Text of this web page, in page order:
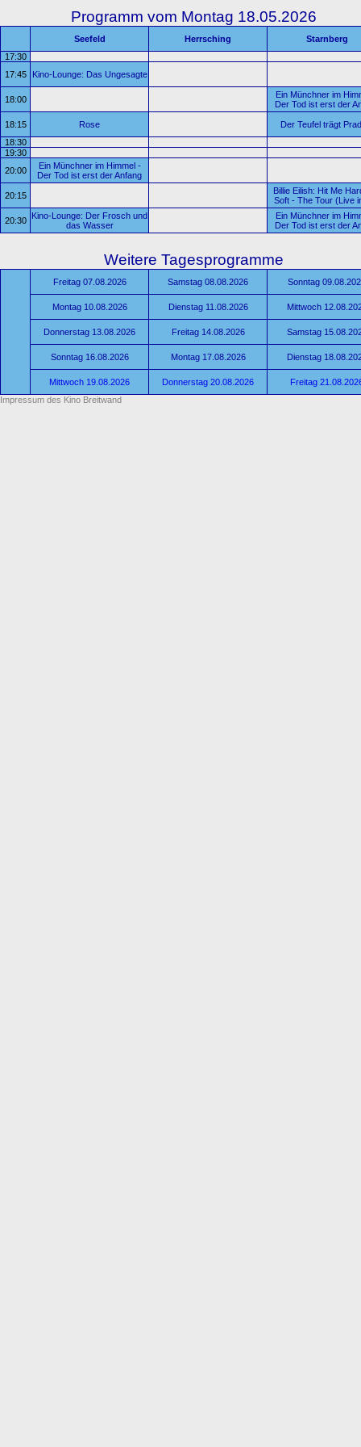
Programm vom Montag 18.05.2026
Seefeld Herrsching
Starnberg
17:30
17:45
Kino-Lounge: Das Ungesagte
18:00
Ein Münchner im
Der Tod ist erst der
18:15 Rose
Der Teufel trägt
18:30
19:30
20:00
Ein Münchner im Himmel -
Der Tod ist erst der Anfang
20:15
Billie Eilish: Hit Me
Soft - The Tour (Live
20:30
Kino-Lounge: Der Frosch und
das Wasser
Ein Münchner im
Der Tod ist erst der
Weitere Tagesprogramme
Freitag 07.08.2026 Samstag 08.08.2026 Sonntag
Montag 10.08.2026 Dienstag 11.08.2026 Mittwoch
Donnerstag 13.08.2026 Freitag 14.08.2026 Samstag
Sonntag 16.08.2026 Montag 17.08.2026 Dienstag
Mittwoch 19.08.2026 Donnerstag 20.08.2026
Freitag
Impressum des Kino Breitwand